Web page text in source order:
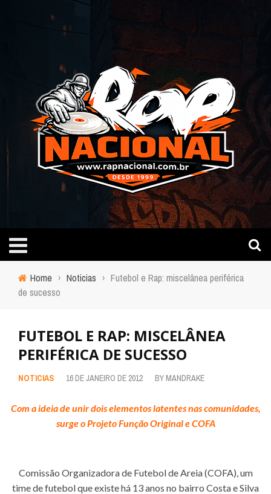
Home › Noticias › Futebol e Rap: miscelânea periférica
de sucesso
FUTEBOL E RAP: MISCELÂNEA
PERIFÉRICA DE SUCESSO
NOTICIAS 16 DE JANEIRO DE 2012 BY MANDRAKE
Com a ideia de unir dois elementos latentes nas comunidades,
surge o Projeto Função Original e COFA
Comissão Organizadora de Futebol de Areia (COFA), um
time de futebol que existe há 13 anos no bairro Costa e Silva